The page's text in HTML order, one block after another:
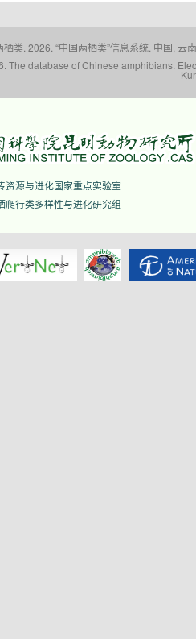
栖类. 2026. “中国两栖类”信息系统. 中国,
The database of Chinese amphibians.
资源与进化国家重点实验室
爬行类多样性与进化研究组